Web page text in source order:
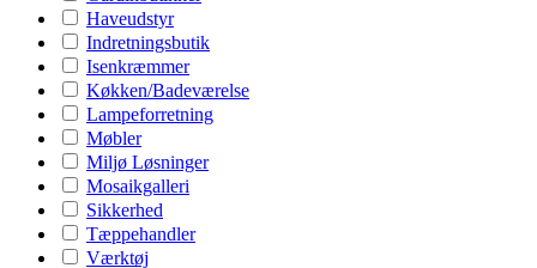
Haveudstyr
Indretningsbutik
Isenkræmmer
Køkken/Badeværelse
Lampeforretning
Møbler
Miljø Løsninger
Mosaikgalleri
Sikkerhed
Tæppehandler
Værktøj